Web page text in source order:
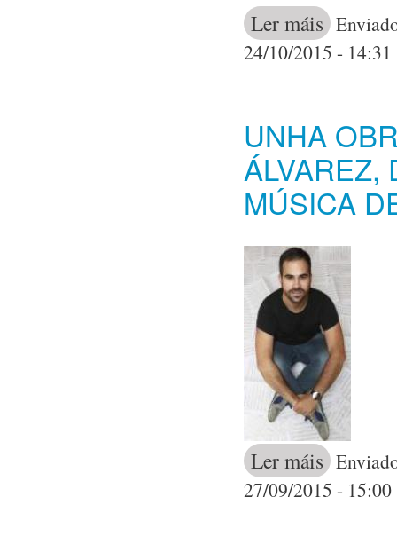
Ler máis acerca de O
24/10/2015 - 14:31
UNHA
ÁLVAREZ,
MÚSICA
Ler máis acerca de
Brasil
27/09/2015 - 15:00